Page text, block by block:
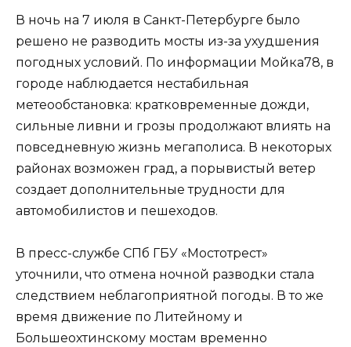
В ночь на 7 июля в Санкт-Петербурге было
решено не разводить мосты из-за ухудшения
погодных условий. По информации Мойка78, в
городе наблюдается нестабильная
метеообстановка: кратковременные дожди,
сильные ливни и грозы продолжают влиять на
повседневную жизнь мегаполиса. В некоторых
районах возможен град, а порывистый ветер
создает дополнительные трудности для
автомобилистов и пешеходов.
В пресс-службе СПб ГБУ «Мостотрест»
уточнили, что отмена ночной разводки стала
следствием неблагоприятной погоды. В то же
время движение по Литейному и
Большеохтинскому мостам временно